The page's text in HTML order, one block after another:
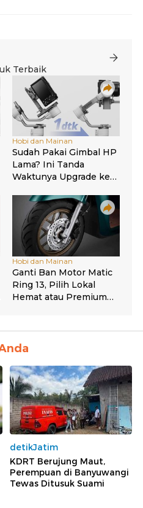
detikJatim
KDRT Berujung Maut,
Perempuan di Banyuwangi
Tewas Ditusuk Suami